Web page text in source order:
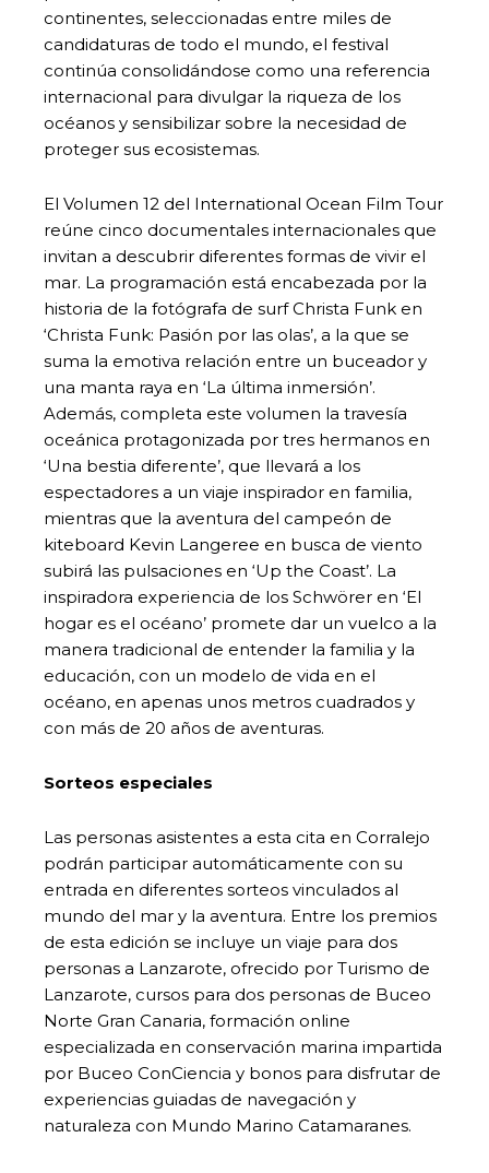
continentes, seleccionadas entre miles de
candidaturas de todo el mundo, el festival
continúa consolidándose como una referencia
internacional para divulgar la riqueza de los
océanos y sensibilizar sobre la necesidad de
proteger sus ecosistemas.
El Volumen 12 del International Ocean Film Tour
reúne cinco documentales internacionales que
invitan a descubrir diferentes formas de vivir el
mar. La programación está encabezada por la
historia de la fotógrafa de surf Christa Funk en
‘Christa Funk: Pasión por las olas’, a la que se
suma la emotiva relación entre un buceador y
una manta raya en ‘La última inmersión’.
Además, completa este volumen la travesía
oceánica protagonizada por tres hermanos en
‘Una bestia diferente’, que llevará a los
espectadores a un viaje inspirador en familia,
mientras que la aventura del campeón de
kiteboard Kevin Langeree en busca de viento
subirá las pulsaciones en ‘Up the Coast’. La
inspiradora experiencia de los Schwörer en ‘El
hogar es el océano’ promete dar un vuelco a la
manera tradicional de entender la familia y la
educación, con un modelo de vida en el
océano, en apenas unos metros cuadrados y
con más de 20 años de aventuras.
Sorteos especiales
Las personas asistentes a esta cita en Corralejo
podrán participar automáticamente con su
entrada en diferentes sorteos vinculados al
mundo del mar y la aventura. Entre los premios
de esta edición se incluye un viaje para dos
personas a Lanzarote, ofrecido por Turismo de
Lanzarote, cursos para dos personas de Buceo
Norte Gran Canaria, formación online
especializada en conservación marina impartida
por Buceo ConCiencia y bonos para disfrutar de
experiencias guiadas de navegación y
naturaleza con Mundo Marino Catamaranes.